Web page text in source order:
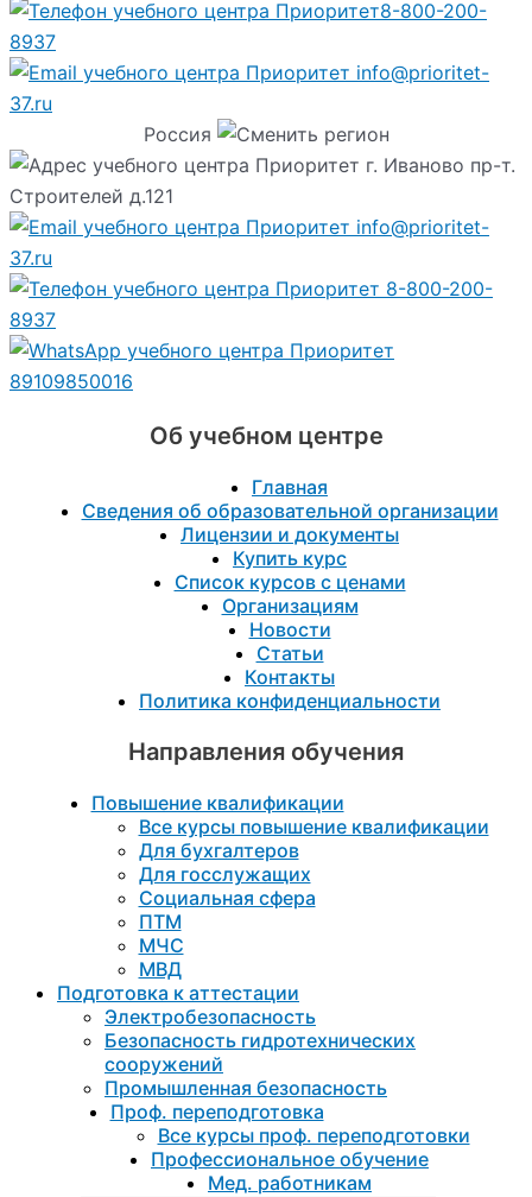
8-800-200-
8937
info@prioritet-
37.ru
Россия
г. Иваново пр-т.
Строителей д.121
info@prioritet-
37.ru
8-800-200-
8937
89109850016
Об учебном центре
Главная
Сведения об образовательной организации
Лицензии и документы
Купить курс
Список курсов с ценами
Организациям
Новости
Статьи
Контакты
Политика конфиденциальности
Направления обучения
Повышение квалификации
Все курсы повышение квалификации
Для бухгалтеров
Для госслужащих
Социальная сфера
ПТМ
МЧС
МВД
Подготовка к aттестации
Электробезопасность
Безопасность гидротехнических
сооружений
Промышленная безопасность
Проф. переподготовка
Все курсы проф. переподготовки
Профессиональное обучение
Мед. работникам